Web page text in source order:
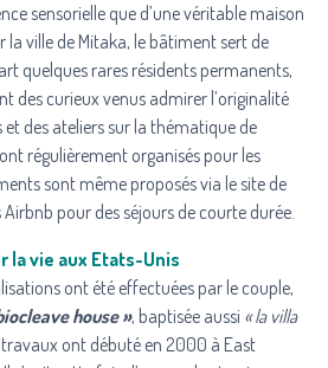
sensorielle que d’une véritable maison
ville de Mitaka, le bâtiment sert de
quelques rares résidents permanents,
des curieux venus admirer l’originalité
et des ateliers sur la thématique de
régulièrement organisés pour les
sont même proposés via le site de
pour des séjours de courte durée.
la vie aux Etats-Unis
ont été effectuées par le couple,
house », baptisée aussi « la villa
travaux ont débuté en 2000 à East